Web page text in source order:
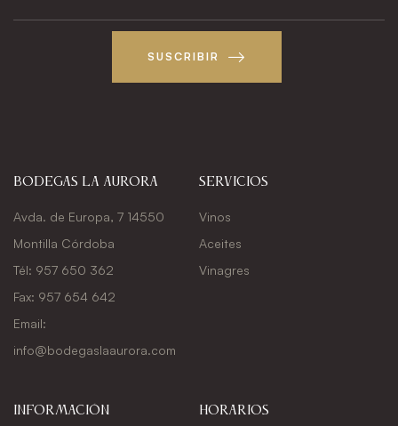
SUSCRIBIR
Bodegas La Aurora
Avda. de Europa, 7 14550
Montilla Córdoba
Tél: 957 650 362
Fax: 957 654 642
Email:
info@bodegaslaaurora.com
Servicios
Vinos
Aceites
Vinagres
Información Horarios